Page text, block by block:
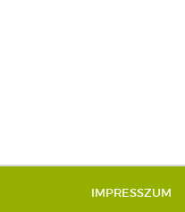
IMPRESSZUM